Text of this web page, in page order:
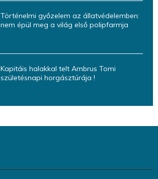
Történelmi győzelem az állatvédelemben:
nem épül meg a világ első polipfarmja
Kapitáis halakkal telt Ambrus Tomi
születésnapi horgásztúrája !